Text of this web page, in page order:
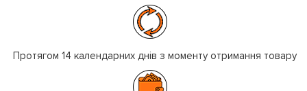
Протягом 14 календарних днів з моменту отримання товару